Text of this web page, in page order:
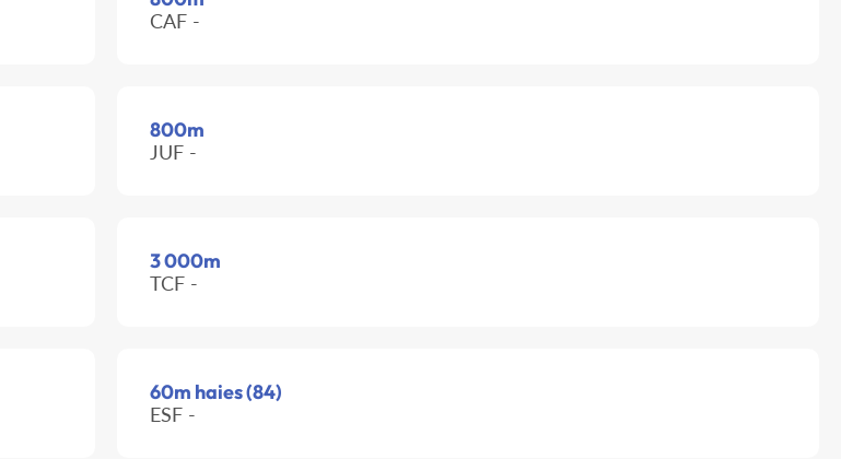
CAF -
800m
JUF -
3 000m
TCF -
60m haies (84)
ESF -